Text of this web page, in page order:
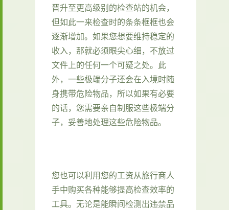
晋升至更高级别的检查站的机会，
但如此一来检查时的条条框框也会
逐渐增加。如果您想要维持稳定的
收入，那就必须眼尖心细，不放过
文件上的任何一个可疑之处。此
外，一些极端分子还会在入境时随
身携带危险物品，所以如果有必要
的话，您需要亲自制服这些极端分
子，妥善地处理这些危险物品。
您也可以利用您的工资从旅行商人
手中购买各种能够提高检查效率的
工具。无论是能瞬间检测出违禁品